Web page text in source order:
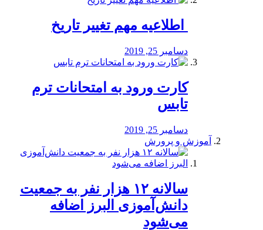
️ اطلاعیه مهم تغییر تاریخ
دسامبر 25, 2019
کارت ورود به امتحانات ترم
تابس
دسامبر 25, 2019
آموزش و پرورش
️سالانه ۱۲ هزار نفر به جمعیت
دانش‌آموزی البرز اضافه
می‌شود